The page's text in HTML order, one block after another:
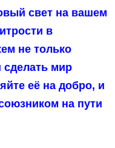
свет на вашем
в
не только
мир
её на добро, и
на пути